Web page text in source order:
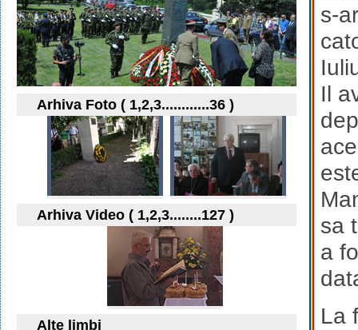
s-
Il
sa
a
La
Arhiva Foto ( 1,2,3............36 )
Arhiva Video ( 1,2,3........127 )
Alte limbi